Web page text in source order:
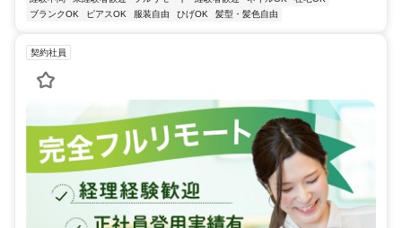
ブランクOK
ピアスOK 服装自由 ひげOK 髪型・髪色自由
契約社員